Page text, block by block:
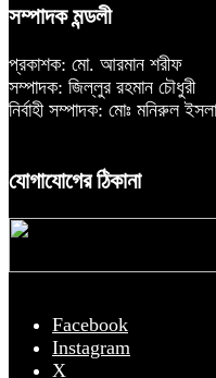
সম্পাদক মন্ডলী
প্রকাশক: মো. আরমান শরীফ
সম্পাদক: জিল্লুর রহমান চৌধুরী
নির্বাহী সম্পাদক: মোঃ মনিরুল
যোগাযোগের ঠিকানা
Facebook
Instagram
X